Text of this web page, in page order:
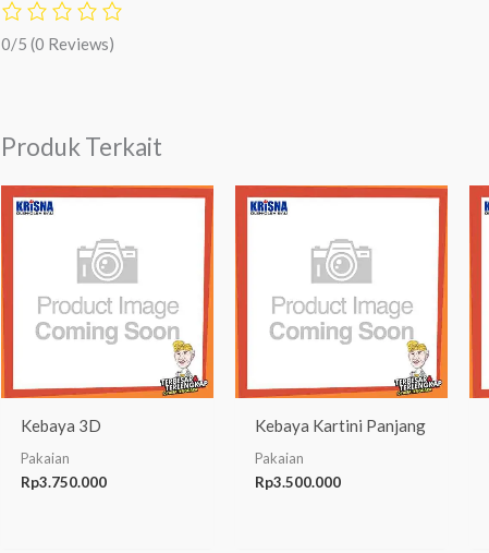
0/5 (0 Reviews)
Produk Terkait
Kebaya 3D
Pakaian
Rp3.750.000
Kebaya Kartini Panjang
Pakaian
Rp3.500.000